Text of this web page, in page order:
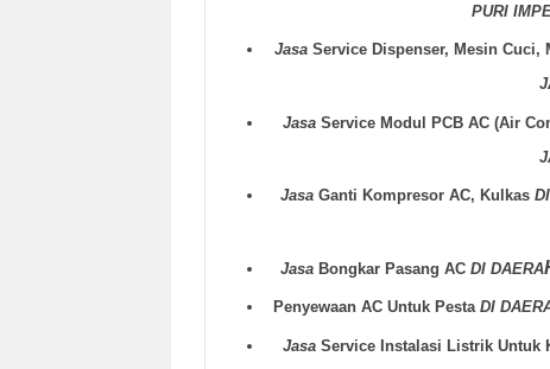
PURI
Jasa Service Dispenser, Mesin Cuci,
JasaService Modul PCB AC (Air
Jasa Ganti Kompresor AC, Kulkas
JasaBongkar Pasang AC DI DAERA
Penyewaan AC Untuk Pesta DI
Jasa Service Instalasi Listrik Untuk